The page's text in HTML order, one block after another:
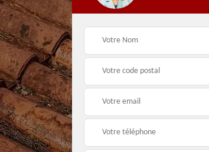
Nettoyage et
démoussage de
toiture 62
62 Pas-de-Calais